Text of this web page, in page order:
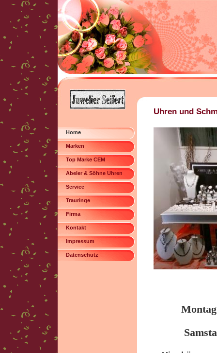
Uhren und
Home
Marken
Top Marke CEM
Abeler & Söhne Uhren
Service
Trauringe
Firma
Kontakt
Impressum
Datenschutz